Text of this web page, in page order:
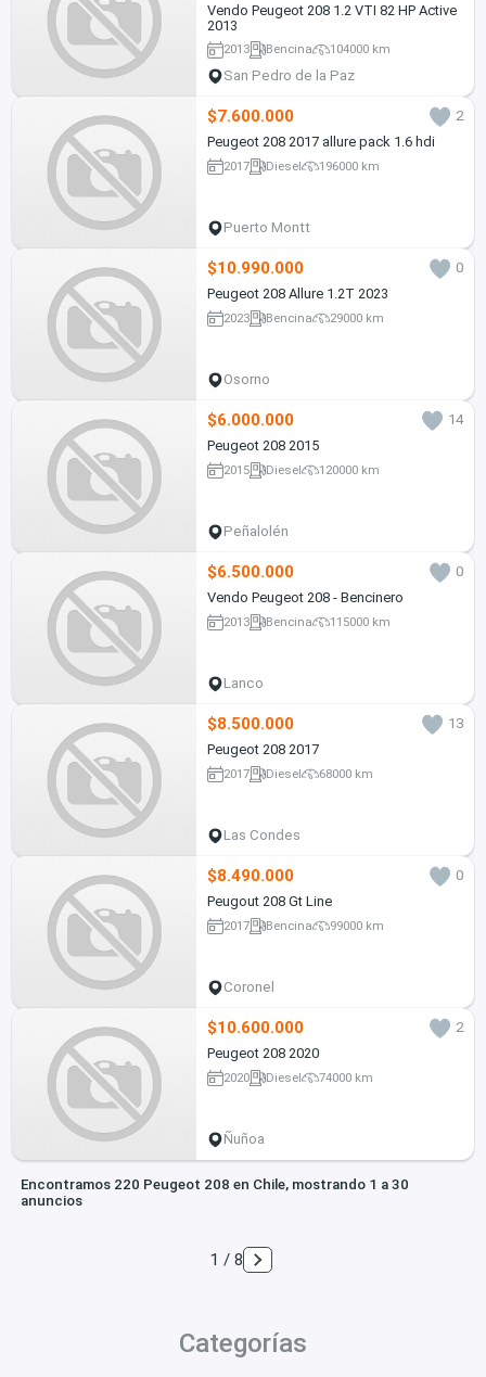
Vendo Peugeot 208 1.2 VTI 82 HP Active
2013
2013 Bencina 104000 km
San Pedro de la Paz
$7.600.000
2
Peugeot 208 2017 allure pack 1.6 hdi
2017 Diesel 196000 km
Puerto Montt
$10.990.000
0
Peugeot 208 Allure 1.2T 2023
2023 Bencina 29000 km
Osorno
$6.000.000
14
Peugeot 208 2015
2015 Diesel 120000 km
Peñalolén
$6.500.000
0
Vendo Peugeot 208 - Bencinero
2013 Bencina 115000 km
Lanco
$8.500.000
13
Peugeot 208 2017
2017 Diesel 68000 km
Las Condes
$8.490.000
0
Peugout 208 Gt Line
2017 Bencina 99000 km
Coronel
$10.600.000
2
Peugeot 208 2020
2020 Diesel 74000 km
Ñuñoa
Encontramos 220 Peugeot 208 en Chile, mostrando 1 a 30
anuncios
1 / 8
Categorías